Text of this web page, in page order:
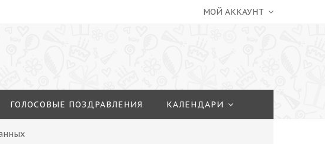
МОЙ АККАУНТ
ГОЛОСОВЫЕ ПОЗДРАВЛЕНИЯ КАЛЕНДАРИ